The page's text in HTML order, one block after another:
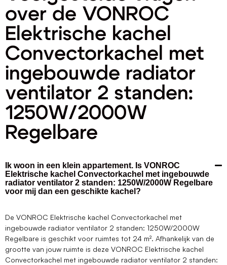
over de VONROC
Elektrische kachel
Convectorkachel met
ingebouwde radiator
ventilator 2 standen:
1250W/2000W
Regelbare
Ik woon in een klein appartement. Is VONROC
Elektrische kachel Convectorkachel met ingebouwde
radiator ventilator 2 standen: 1250W/2000W Regelbare
voor mij dan een geschikte kachel?
De VONROC Elektrische kachel Convectorkachel met
ingebouwde radiator ventilator 2 standen: 1250W/2000W
Regelbare is geschikt voor ruimtes tot 24 m². Afhankelijk van de
grootte van jouw ruimte is deze VONROC Elektrische kachel
Convectorkachel met ingebouwde radiator ventilator 2 standen: